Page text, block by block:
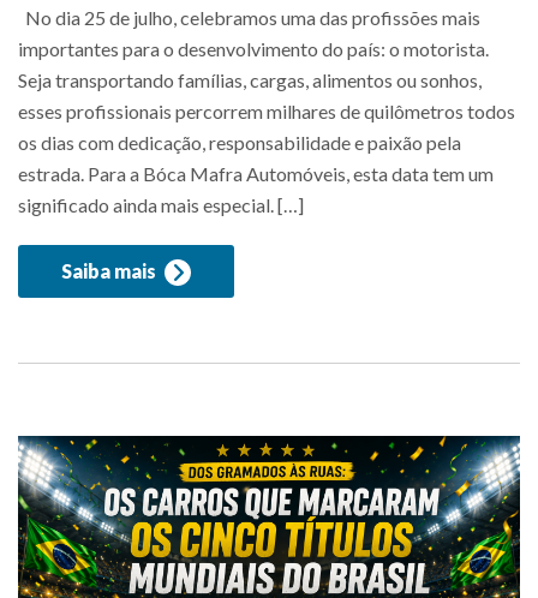
No dia 25 de julho, celebramos uma das profissões mais
importantes para o desenvolvimento do país: o motorista.
Seja transportando famílias, cargas, alimentos ou sonhos,
esses profissionais percorrem milhares de quilômetros todos
os dias com dedicação, responsabilidade e paixão pela
estrada. Para a Bóca Mafra Automóveis, esta data tem um
significado ainda mais especial. […]
Saiba mais